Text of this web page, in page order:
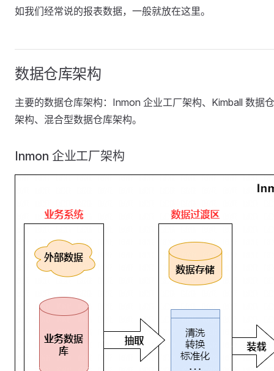
如我们经常说的报表数据，一般就放在这里。
数据仓库架构
主要的数据仓库架构：Inmon 企业工厂架构、Kimball 数据
架构、混合型数据仓库架构。
Inmon 企业工厂架构